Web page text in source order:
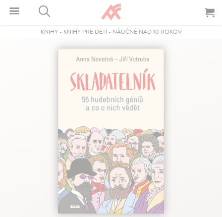
KNIHY- KNIHY PRE DETI - NÁUČNÉ NAD 10 ROKOV